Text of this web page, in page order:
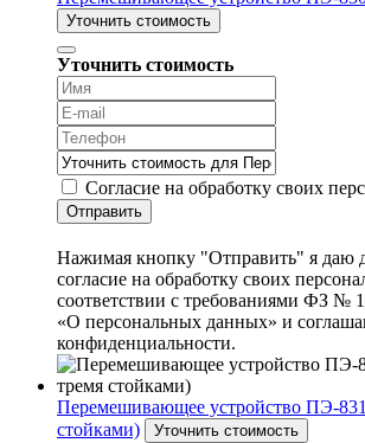
Уточнить стоимость
Уточнить стоимость
Согласие на обработку своих
Отправить
Нажимая кнопку "Отправить" я даю
согласие на обработку своих
соответствии с требованиями ФЗ №
«О персональных данных» и
конфиденциальности.
Перемешивающее устройство ПЭ-
стойками)
Уточнить стоимость